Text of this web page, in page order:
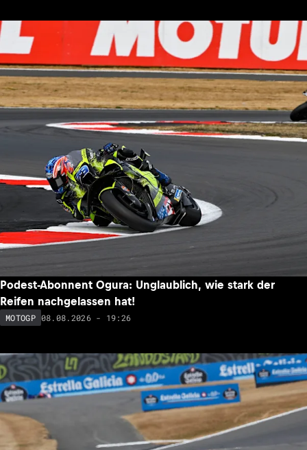
Podest-Abonnent Ogura: Unglaublich, wie stark der
Reifen nachgelassen hat!
MOTOGP 08.08.2026 - 19:26